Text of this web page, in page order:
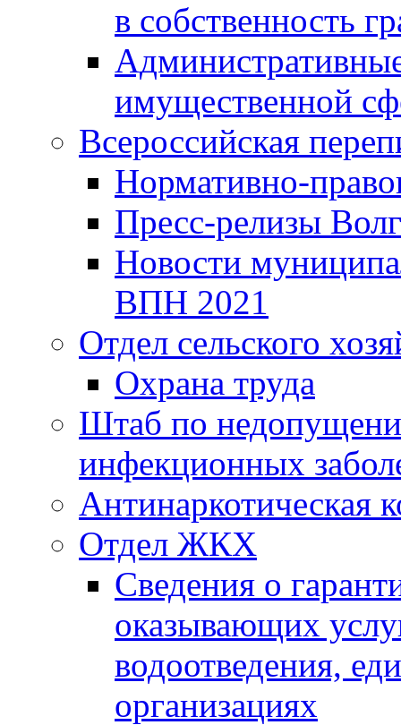
в собственность
имущественной
Всероссийская
Нормативно-
Пресс-релизы
Новости
ВПН 2021
Отдел сельского
Охрана труда
Штаб по
инфекционных
Антинаркотическая
Отдел ЖКХ
Сведения о
оказывающих
водоотведения,
организациях